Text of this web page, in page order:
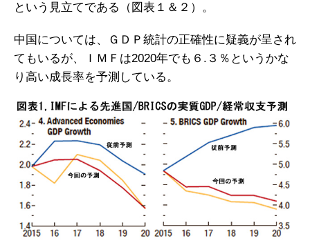
という見立てである（図表１＆２）。
中国については、ＧＤＰ統計の正確性に疑義が呈され
てもいるが、ＩＭＦは2020年でも６.３％というかな
り高い成長率を予測している。